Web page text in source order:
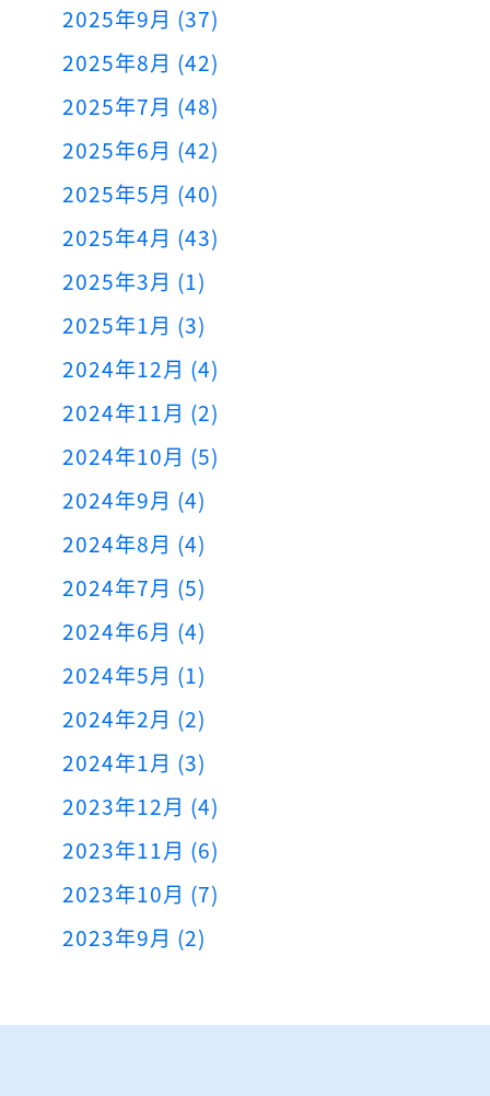
2025年9月 (37)
2025年8月 (42)
2025年7月 (48)
2025年6月 (42)
2025年5月 (40)
2025年4月 (43)
2025年3月 (1)
2025年1月 (3)
2024年12月 (4)
2024年11月 (2)
2024年10月 (5)
2024年9月 (4)
2024年8月 (4)
2024年7月 (5)
2024年6月 (4)
2024年5月 (1)
2024年2月 (2)
2024年1月 (3)
2023年12月 (4)
2023年11月 (6)
2023年10月 (7)
2023年9月 (2)